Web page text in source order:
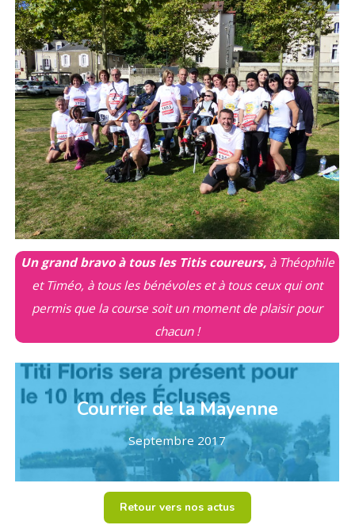
Un grand bravo à tous les Titis coureurs, à Théophile
et Timéo, à tous les bénévoles et à tous ceux qui ont
permis que la course soit un moment de plaisir pour
chacun !
Courrier de la Mayenne
Septembre 2017
Retour vers nos actus